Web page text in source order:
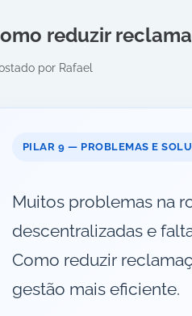
reduzir
por Rafael
PILAR 9 — PROBLEMAS E
Muitos problemas na
descentralizadas e
Como reduzir
gestão mais eficiente.